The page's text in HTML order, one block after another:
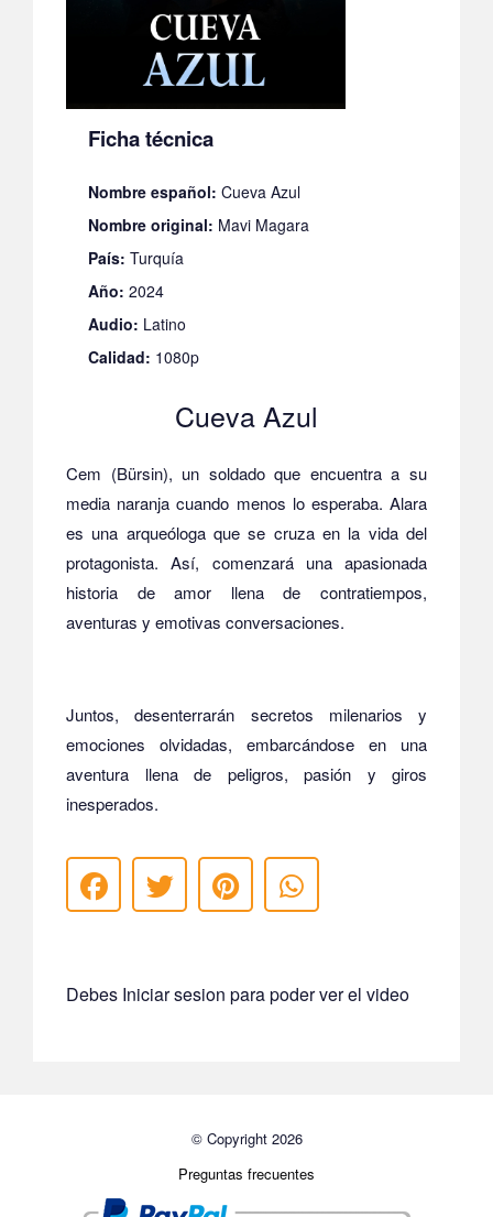
Ficha técnica
Nombre español: Cueva Azul
Nombre original: Mavi Magara
País: Turquía
Año: 2024
Audio: Latino
Calidad: 1080p
Cueva Azul
Cem (Bürsin), un soldado que encuentra a su
media naranja cuando menos lo esperaba. Alara
es una arqueóloga que se cruza en la vida del
protagonista. Así, comenzará una apasionada
historia de amor llena de contratiempos,
aventuras y emotivas conversaciones.
Juntos, desenterrarán secretos milenarios y
emociones olvidadas, embarcándose en una
aventura llena de peligros, pasión y giros
inesperados.
Debes Iniciar sesion para poder ver el video
© Copyright 2026
Preguntas frecuentes